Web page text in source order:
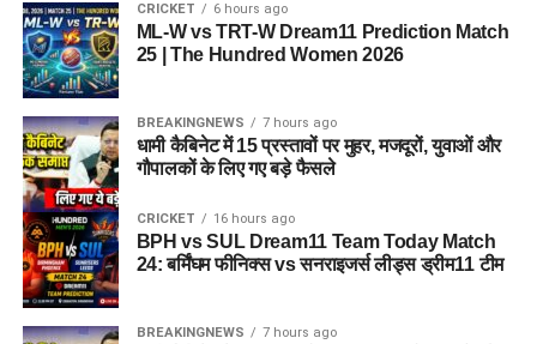
CRICKET 6 hours ago
ML-W vs TRT-W Dream11 Prediction Match
25 | The Hundred Women 2026
BREAKINGNEWS 7 hours ago
धामी कैबिनेट में 15 प्रस्तावों पर मुहर, मजदूरों, युवाओं और
गौपालकों के लिए गए बड़े फैसले
CRICKET 16 hours ago
BPH vs SUL Dream11 Team Today Match
24: बर्मिंघम फीनिक्स vs सनराइजर्स लीड्स ड्रीम11 टीम
BREAKINGNEWS 7 hours ago